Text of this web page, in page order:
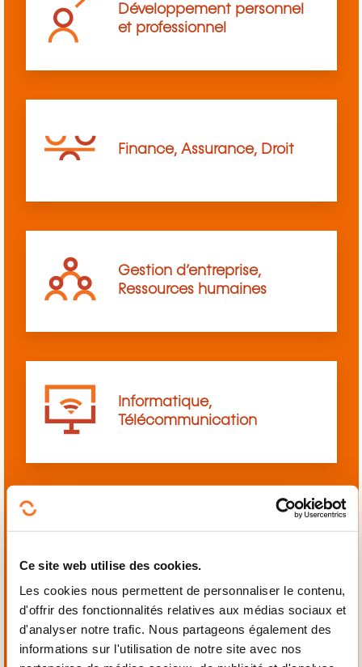
Ce site web utilise des cookies.
Les cookies nous permettent de personnaliser le contenu,
d'offrir des fonctionnalités relatives aux médias sociaux et
d'analyser notre trafic. Nous partageons également des
informations sur l'utilisation de notre site avec nos
Développement personnel
et professionnel
Finance, Assurance, Droit
Gestion d’entreprise,
Ressources humaines
Informatique,
Télécommunication
Mécanique,